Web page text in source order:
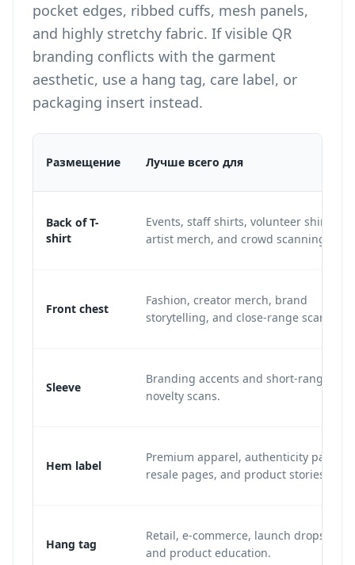
pocket edges, ribbed cuffs, mesh panels,
and highly stretchy fabric. If visible QR
branding conflicts with the garment
aesthetic, use a hang tag, care label, or
packaging insert instead.
Размещение Лучше всего для
Back of T-
shirt
Events, staff shirts, volunteer shirts,
artist merch, and crowd scanning.
Front chest
Fashion, creator merch, brand
storytelling, and close-range scans.
Sleeve
Branding accents and short-range
novelty scans.
Hem label
Premium apparel, authenticity pages,
resale pages, and product stories.
Hang tag
Retail, e-commerce, launch drops,
and product education.